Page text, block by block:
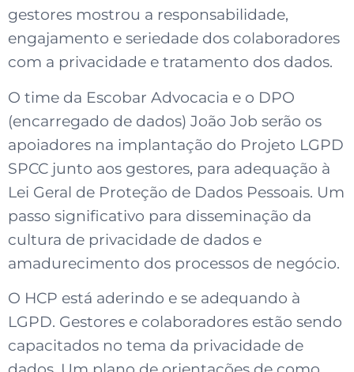
gestores mostrou a responsabilidade,
engajamento e seriedade dos colaboradores
com a privacidade e tratamento dos dados.
O time da Escobar Advocacia e o DPO
(encarregado de dados) João Job serão os
apoiadores na implantação do Projeto LGPD
SPCC junto aos gestores, para adequação à
Lei Geral de Proteção de Dados Pessoais. Um
passo significativo para disseminação da
cultura de privacidade de dados e
amadurecimento dos processos de negócio.
O HCP está aderindo e se adequando à
LGPD. Gestores e colaboradores estão sendo
capacitados no tema da privacidade de